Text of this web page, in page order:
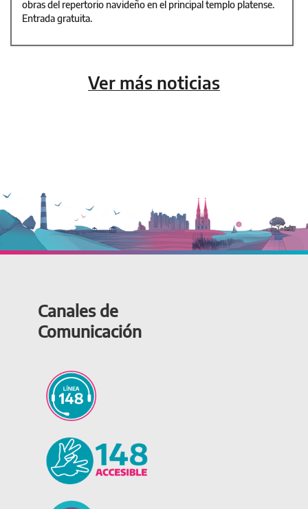
obras del repertorio navideño en el principal templo platense.
Entrada gratuita.
Ver más noticias
Canales de
Comunicación